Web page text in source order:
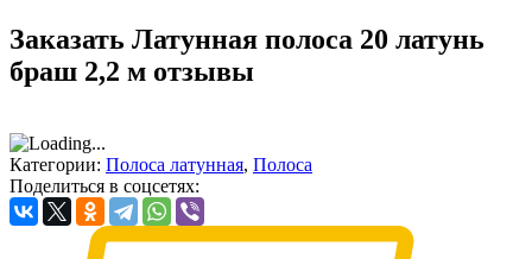
Заказать Латунная полоса 20 латунь
браш 2,2 м отзывы
Категории: Полоса латунная, Полоса
Поделиться в соцсетях: